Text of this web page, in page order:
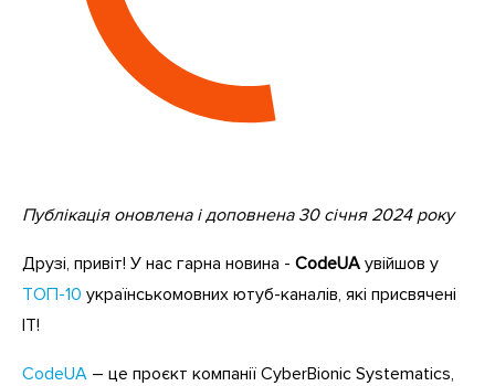
Публікація оновлена і доповнена 30 січня 2024 року
Друзі, привіт! У нас гарна новина - CodeUA увійшов у
ТОП-10 українськомовних ютуб-каналів, які присвячені
ІТ!
CodeUA – це проєкт компанії CyberBionic Systematics,